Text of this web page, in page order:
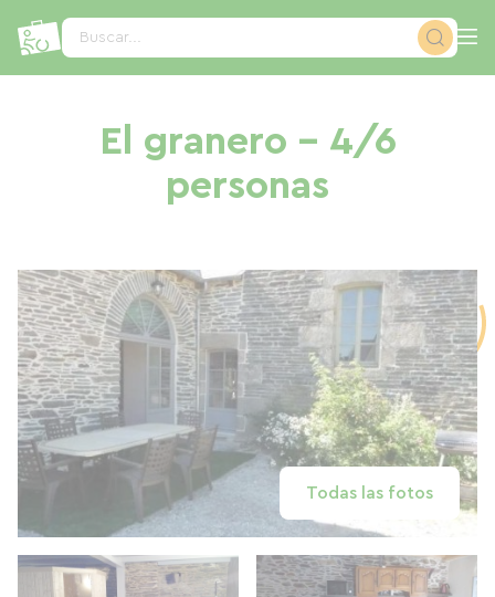
Buscar...
El granero - 4/6
personas
Todas las fotos
Panel de gestión de cookies